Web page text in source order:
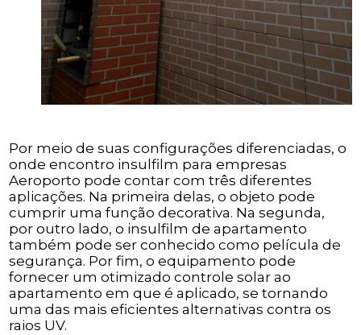
Por meio de suas configurações diferenciadas, o
onde encontro insulfilm para empresas
Aeroporto pode contar com três diferentes
aplicações. Na primeira delas, o objeto pode
cumprir uma função decorativa. Na segunda,
por outro lado, o insulfilm de apartamento
também pode ser conhecido como película de
segurança. Por fim, o equipamento pode
fornecer um otimizado controle solar ao
apartamento em que é aplicado, se tornando
uma das mais eficientes alternativas contra os
raios UV.